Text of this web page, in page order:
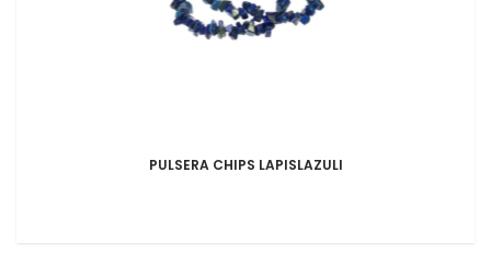
PULSERA CHIPS LAPISLAZULI